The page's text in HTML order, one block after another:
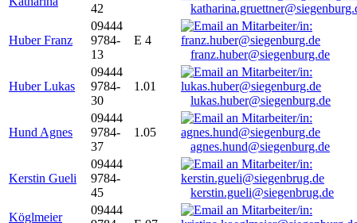
42
Huber Franz
09444
9784-
13
E 4
franz.huber@siegenburg.de
Huber Lukas
09444
9784-
30
1.01
lukas.huber@siegenburg.de
Hund Agnes
09444
9784-
37
1.05
agnes.hund@siegenburg.de
Kerstin Gueli
09444
9784-
45
kerstin.gueli@siegenbrug.de
Köglmeier
09444